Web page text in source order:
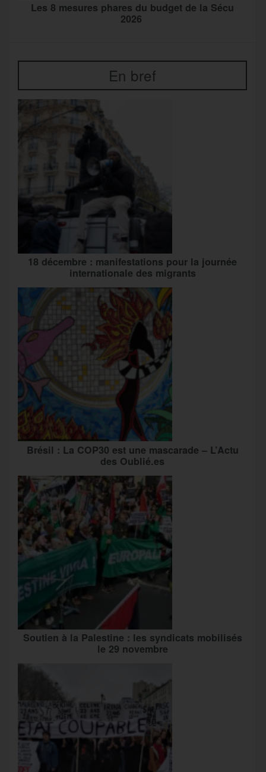
Les 8 mesures phares du budget de la Sécu
2026
En bref
18 décembre : manifestations pour la journée
internationale des migrants
Brésil : La COP30 est une mascarade – L’Actu
des Oublié.es
Soutien à la Palestine : les syndicats mobilisés
le 29 novembre